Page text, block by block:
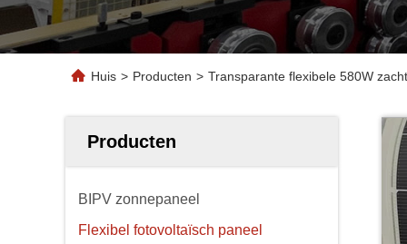
Huis > Producten > Transparante flexibele 580W
Producten
BIPV zonnepaneel
Flexibel fotovoltaïsch paneel